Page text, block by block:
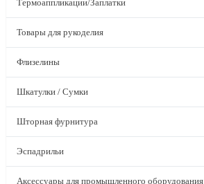
Термоаппликации/Заплатки
Товары для рукоделия
Флизелины
Шкатулки / Сумки
Шторная фурнитура
Эспадрильи
Аксессуары для промышленного оборудования